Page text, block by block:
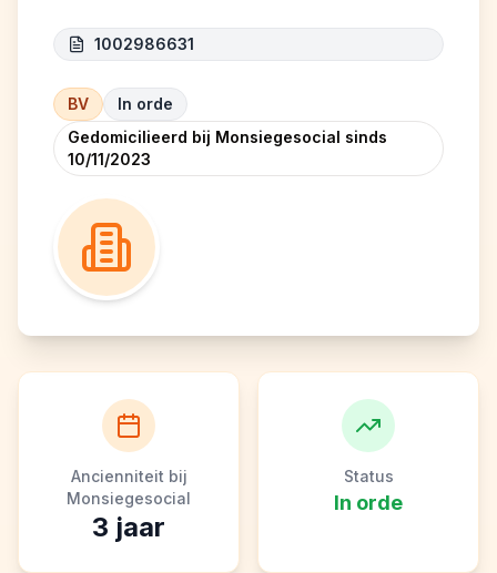
1002986631
BV
In orde
Gedomicilieerd bij Monsiegesocial sinds
10/11/2023
Ancienniteit bij
Monsiegesocial
3 jaar
Status
In orde